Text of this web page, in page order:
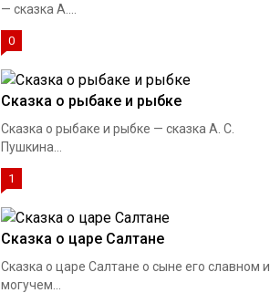
— сказка А....
0
Сказка о рыбаке и рыбке
Сказка о рыбаке и рыбке — сказка А. С.
Пушкина...
1
Сказка о царе Салтане
Сказка о царе Салтане о сыне его славном и
могучем...